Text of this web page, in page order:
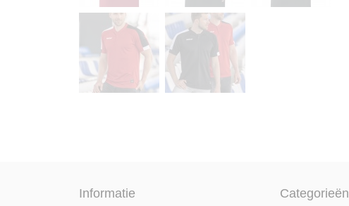
Informatie Categorieën